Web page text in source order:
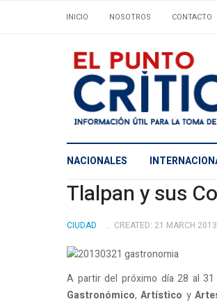
INICIO NOSOTROS CONTACTO
NACIONALES
Tlalpan y sus
CIUDAD CREATED: 21 MARCH 2013
A partir del próximo día 28 al
Gastronómico,Artístico y